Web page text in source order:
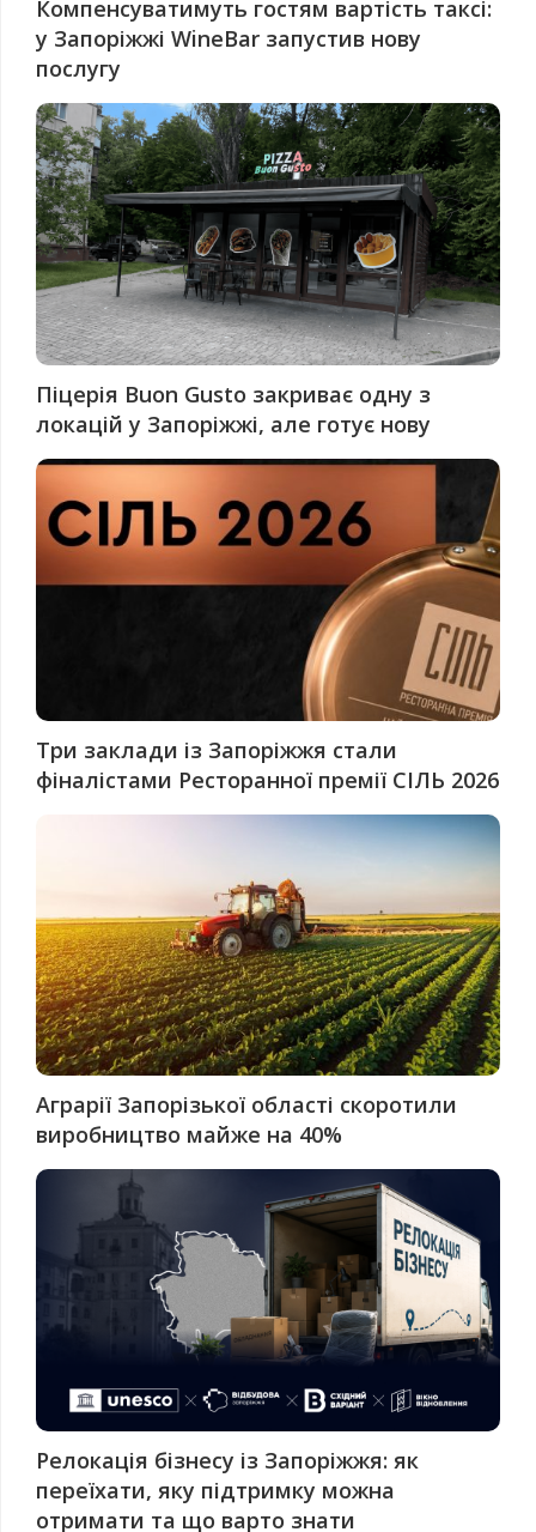
Компенсуватимуть гостям вартість таксі:
у Запоріжжі WineBar запустив нову
послугу
Піцерія Buon Gusto закриває одну з
локацій у Запоріжжі, але готує нову
Три заклади із Запоріжжя стали
фіналістами Ресторанної премії СІЛЬ 2026
Аграрії Запорізької області скоротили
виробництво майже на 40%
Релокація бізнесу із Запоріжжя: як
переїхати, яку підтримку можна
отримати та що варто знати